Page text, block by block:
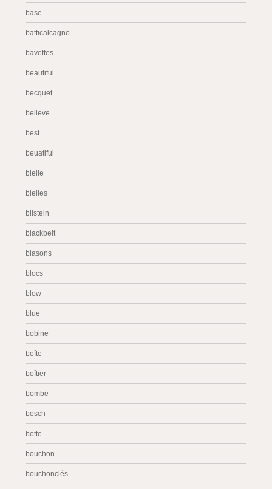
base
batticalcagno
bavettes
beautiful
becquet
believe
best
beuatiful
bielle
bielles
bilstein
blackbelt
blasons
blocs
blow
blue
bobine
boîte
boîtier
bombe
bosch
botte
bouchon
bouchonclés